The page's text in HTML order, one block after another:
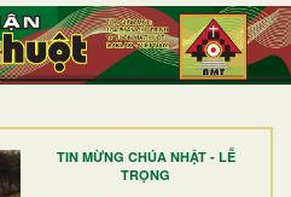
TIN MỪNG CHÚA NHẬT - LỄ
TRỌNG